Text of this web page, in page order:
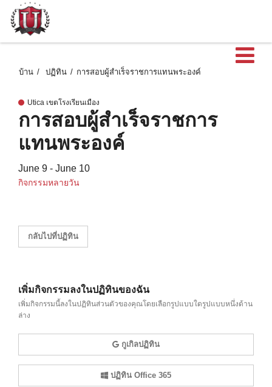
เ
บ้าน ปฏิทิน การสอบผู้สําเร็จราชการแทนพระองค์
Utica เขตโรงเรียนเมือง
การสอบผู้สําเร็จราชการ
แทนพระองค์
June 9 - June 10
กิจกรรมหลายวัน
กลับไปที่ปฏิทิน
เพิ่มกิจกรรมลงในปฏิทินของฉัน
เพิ่มกิจกรรมนี้ลงในปฏิทินส่วนตัวของคุณโดยเลือกรูปแบบใดรูปแบบหนึ่งด้าน
ล่าง
กูเกิลปฏิทิน
ปฏิทิน Office 365